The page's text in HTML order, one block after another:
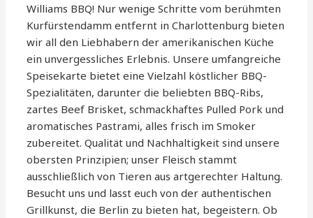
Williams BBQ! Nur wenige Schritte vom berühmten
Kurfürstendamm entfernt in Charlottenburg bieten
wir all den Liebhabern der amerikanischen Küche
ein unvergessliches Erlebnis. Unsere umfangreiche
Speisekarte bietet eine Vielzahl köstlicher BBQ-
Spezialitäten, darunter die beliebten BBQ-Ribs,
zartes Beef Brisket, schmackhaftes Pulled Pork und
aromatisches Pastrami, alles frisch im Smoker
zubereitet. Qualität und Nachhaltigkeit sind unsere
obersten Prinzipien; unser Fleisch stammt
ausschließlich von Tieren aus artgerechter Haltung.
Besucht uns und lasst euch von der authentischen
Grillkunst, die Berlin zu bieten hat, begeistern. Ob